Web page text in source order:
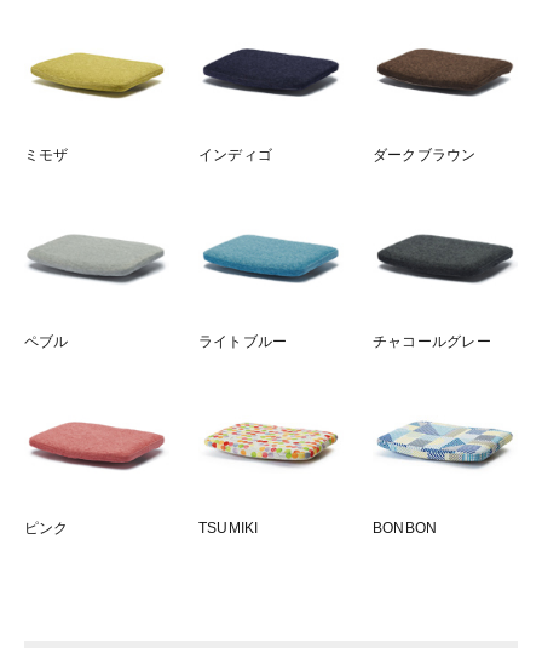
ミモザ インディゴ ダークブラウン
ペブル ライトブルー チャコールグレー
ピンク TSUMIKI BONBON